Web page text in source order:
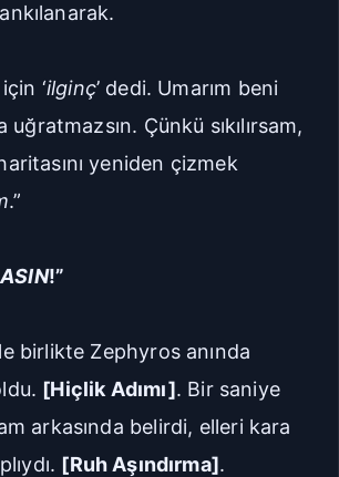
‘ilginç’ dedi. Umarım beni
uğratmazsın. Çünkü sıkılırsam,
yeniden çizmek
.”
!”
birlikte Zephyros anında
[Hiçlik Adımı]. Bir saniye
arkasında belirdi, elleri kara
[Ruh Aşındırma].